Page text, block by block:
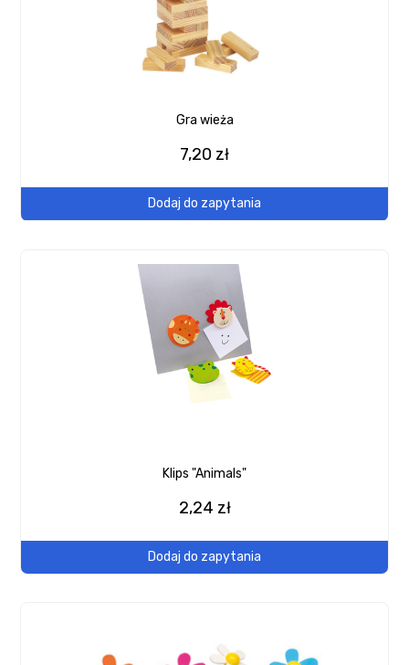
Gra wieża
7,20 zł
Dodaj do zapytania
Klips "Animals"
2,24 zł
Dodaj do zapytania